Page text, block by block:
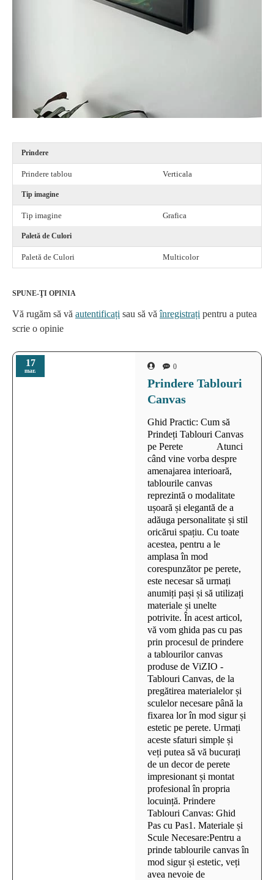
17
mar. 0
Prindere Tablouri
Canvas
Ghid Practic: Cum să
Prindeți Tablouri Canvas
pe Perete Atunci
când vine vorba despre
amenajarea interioară,
tablourile canvas
reprezintă o modalitate
ușoară și elegantă de a
adăuga personalitate și stil
oricărui spațiu. Cu toate
acestea, pentru a le
amplasa în mod
corespunzător pe perete,
este necesar să urmați
anumiți pași și să utilizați
materiale și unelte
potrivite. În acest articol,
vă vom ghida pas cu pas
prin procesul de prindere
a tablourilor canvas
produse de ViZIO -
Tablouri Canvas, de la
pregătirea materialelor și
sculelor necesare până la
fixarea lor în mod sigur și
estetic pe perete. Urmați
aceste sfaturi simple și
veți putea să vă bucurați
de un decor de perete
impresionant și montat
profesional în propria
locuință. Prindere
Tablouri Canvas: Ghid
Pas cu Pas1. Materiale și
Scule Necesare:Pentru a
prinde tablourile canvas în
mod sigur și estetic, veți
avea nevoie de
Prindere
Prindere tablou Verticala
Tip imagine
Tip imagine Grafica
Paletă de Culori
Paletă de Culori Multicolor
SPUNE-ŢI OPINIA
Vă rugăm să vă autentificați sau să văînregistrați pentru a putea
scrie o opinie